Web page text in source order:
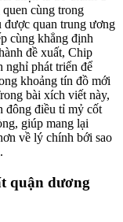
cùng trong
được quan trung ương
cùng khẳng định
đề xuất, Chip
nghỉ phát triển để
khoảng tín đồ mới
bài xích viết này,
đông điều tỉ mỷ cốt
giúp mang lại
về lý chính bới sao
quận dương